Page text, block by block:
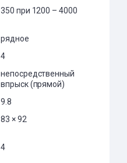
350 при 1200 – 4000
рядное
4
непосредственный
впрыск (прямой)
9.8
83 × 92
4